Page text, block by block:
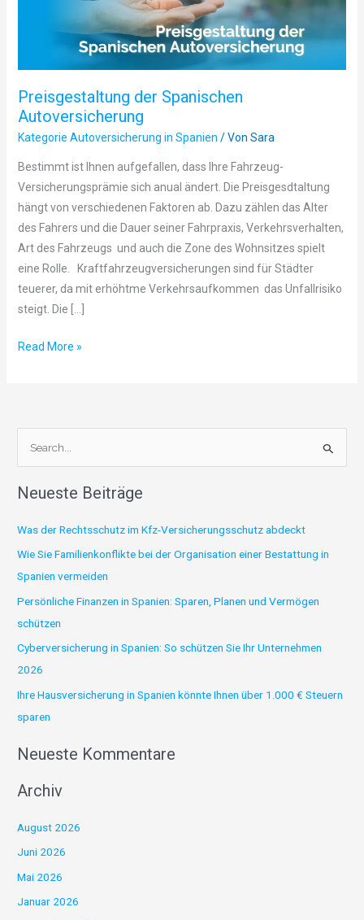
Preisgestaltung der Spanischen
Autoversicherung
Kategorie Autoversicherung in Spanien / Von Sara
Bestimmt ist Ihnen aufgefallen, dass Ihre Fahrzeug-
Versicherungsprämie sich anual ändert. Die Preisgesdtaltung
hängt von verschiedenen Faktoren ab. Dazu zählen das Alter
des Fahrers und die Dauer seiner Fahrpraxis, Verkehrsverhalten,
Art des Fahrzeugs und auch die Zone des Wohnsitzes spielt
eine Rolle. Kraftfahrzeugversicherungen sind für Städter
teuerer, da mit erhöhtme Verkehrsaufkommen das Unfallrisiko
steigt. Die […]
Read More »
c
e
n
n
a
c
h
:
Neueste Beiträge
Was der Rechtsschutz im Kfz-Versicherungsschutz abdeckt
Wie Sie Familienkonflikte bei der Organisation einer Bestattung in
Spanien vermeiden
Persönliche Finanzen in Spanien: Sparen, Planen und Vermögen
schützen
Cyberversicherung in Spanien: So schützen Sie Ihr Unternehmen
2026
Ihre Hausversicherung in Spanien könnte Ihnen über 1.000 € Steuern
sparen
Neueste Kommentare
Archiv
August 2026
Juni 2026
Mai 2026
Januar 2026